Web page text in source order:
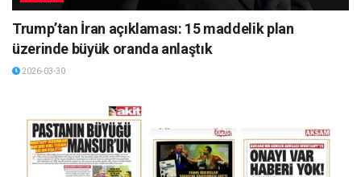
Trump’tan İran açıklaması: 15 maddelik plan
üzerinde büyük oranda anlaştık
2026-03-30